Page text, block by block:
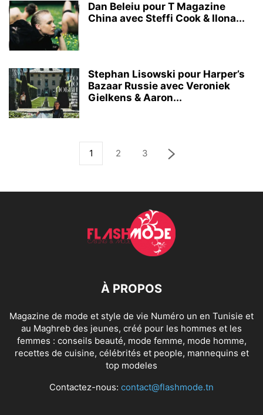
Dan Beleiu pour T Magazine
China avec Steffi Cook & Ilona...
Stephan Lisowski pour Harper’s
Bazaar Russie avec Veroniek
Gielkens & Aaron...
1 2 3
À PROPOS
Magazine de mode et style de vie Numéro un en Tunisie et
au Maghreb des jeunes, créé pour les hommes et les
femmes : conseils beauté, mode femme, mode homme,
recettes de cuisine, célébrités et people, mannequins et
top modeles
Contactez-nous: contact@flashmode.tn